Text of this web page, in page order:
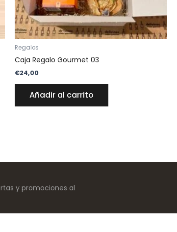
Regalos
Caja Regalo Gourmet 03
€24,00
Añadir al carrito
y promociones al